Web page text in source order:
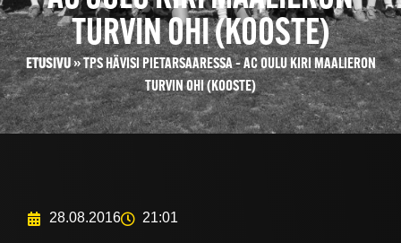
TURVIN OHI (KOOSTE)
ETUSIVU»TPS HÄVISI PIETARSAARESSA – AC OULU KIRI MAALIERON
TURVIN OHI (KOOSTE)
28.08.2016 21:01